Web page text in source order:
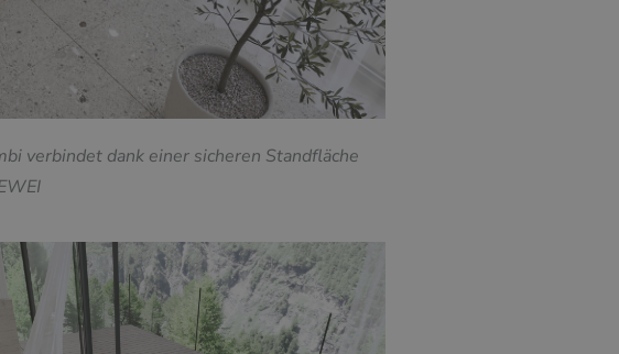
verbindet dank einer sicheren Standfläche